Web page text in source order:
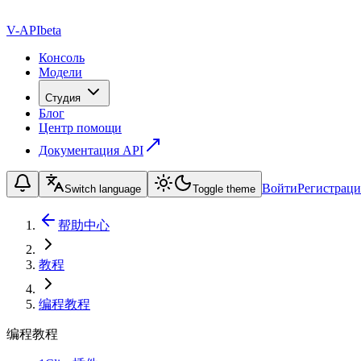
V-APIbeta
Консоль
Модели
Студия
Блог
Центр помощи
Документация API
Switch language Toggle theme Войти
帮助中心
教程
编程教程
编程教程